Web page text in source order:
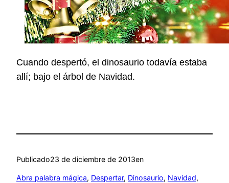
Cuando despertó, el dinosaurio todavía estaba
allí; bajo el árbol de Navidad.
Publicado23 de diciembre de 2013en
Abra palabra mágica, Despertar, Dinosaurio, Navidad